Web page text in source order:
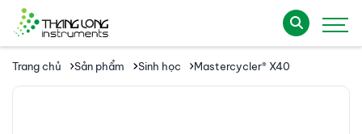
Trang chủ Sản phẩm Sinh học Mastercycler® X40